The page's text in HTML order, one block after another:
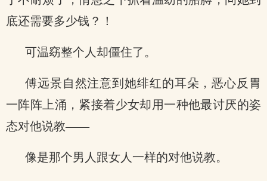
底还需要多少钱？！
可温窈整个人却僵住了。
傅远景自然注意到她绯红的耳朵，恶心反胃
一阵阵上涌，紧接着少女却用一种他最讨厌的姿
态对他说教——
像是那个男人跟女人一样的对他说教。